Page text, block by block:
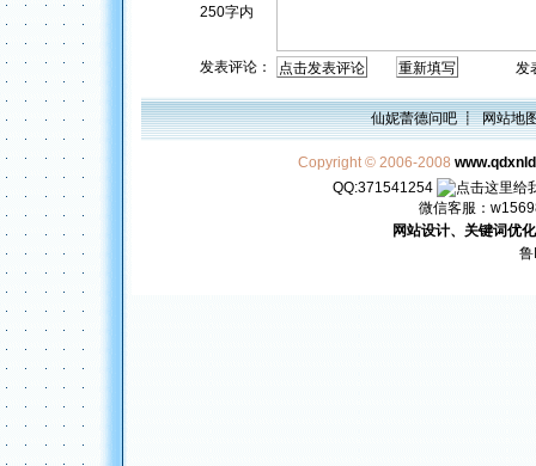
250字内
发表评论： 发表
仙妮蕾德问吧┋网站地
Copyright © 2006-2008
QQ:371541254
微信客服：
网站设计、关键词优